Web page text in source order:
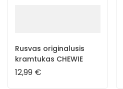
Rusvas originalusis
kramtukas CHEWIE
12,99 €